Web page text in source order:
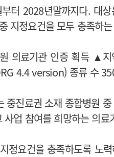
터 2028년말까지다. 대
지정요건을 모두 충족하
의료기관 인증 획득 ▲
4.4 version) 종류 수
중진료권 소재 종합병원
업 참여를 희망하는 의료
정요건을 충족하도록 노